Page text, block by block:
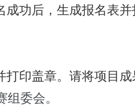
功后，生成报名表并
打印盖章。请将项目成
组委会。